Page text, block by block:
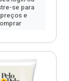
se para
e